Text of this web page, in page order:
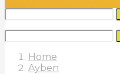
Home
Ayben